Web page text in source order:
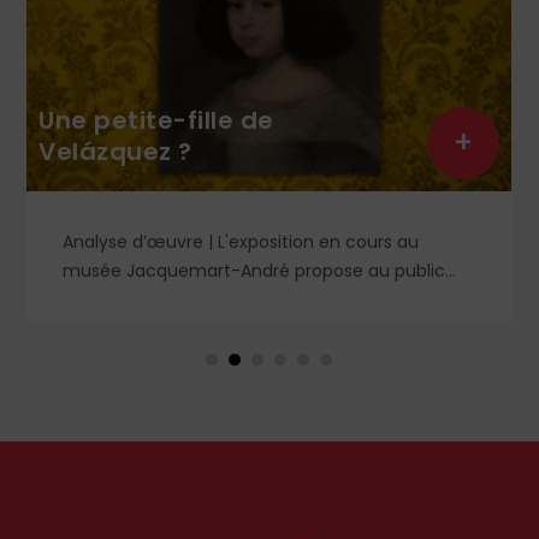
Une petite-fille de
Velázquez ?
Analyse d’œuvre | L'exposition en cours au
musée Jacquemart-André propose au public
dans un style qui tranche avec les ceux qui
+